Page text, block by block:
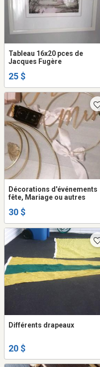
Tableau 16x20 pces de
Jacques Fugère
25 $
Décorations d'événements
fête, Mariage ou autres
30 $
Différents drapeaux
20 $